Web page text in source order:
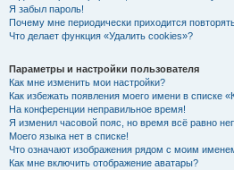
Я забыл пароль!
Почему мне периодически приходится
Что делает функция «Удалить cookies»?
Параметры и настройки пользователя
Как мне изменить мои настройки?
Как избежать появления моего имени в списке
На конференции неправильное время!
Я изменил часовой пояс, но время всё равно
Моего языка нет в списке!
Что означают изображения рядом с моим
Как мне включить отображение аватары?